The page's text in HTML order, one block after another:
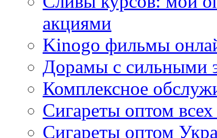
акциями
Kinogo фильмы
Дорамы с сильными
Комплексное
Сигареты оптом
Сигареты оптом